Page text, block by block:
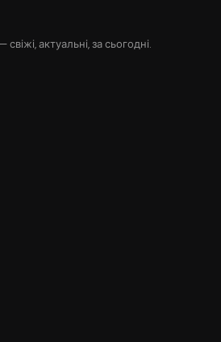
актуальні, за сьогодні.